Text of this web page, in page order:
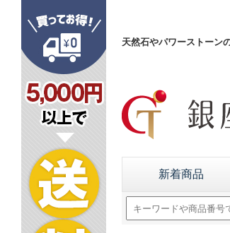
天然石やパワーストーン
新着商品